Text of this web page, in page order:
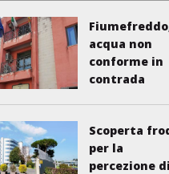
acqua non
conforme in
contrada
Scoperta
per la
percezione di